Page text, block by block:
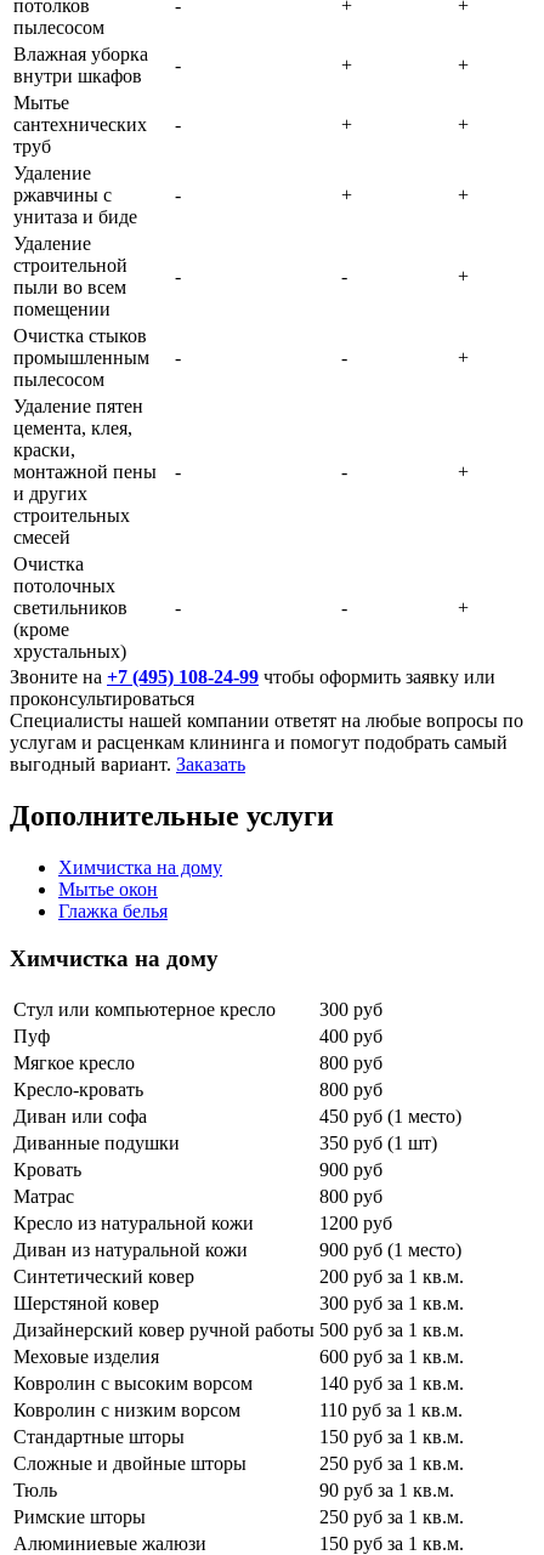
потолков
пылесосом
- + +
Влажная уборка
внутри шкафов
- +
+
Мытье
сантехнических
труб
- + +
Удаление
ржавчины с
унитаза и биде
- + +
Удаление
строительной
пыли во всем
помещении
- - +
Очистка стыков
промышленным
пылесосом
- - +
Удаление пятен
цемента, клея,
краски,
монтажной пены
и других
строительных
смесей
- - +
Очистка
потолочных
светильников
(кроме
хрустальных)
- - +
Звоните на +7 (495) 108-24-99 чтобы оформить заявку или
проконсультироваться
Специалисты нашей компании ответят на любые вопросы по
услугам и расценкам клининга и помогут подобрать самый
выгодный вариант. Заказать
Дополнительные услуги
Химчистка на дому
Мытье окон
Глажка белья
Химчистка на дому
Стул или компьютерное кресло
300 руб
Пуф
400 руб
Мягкое кресло
800 руб
Кресло-кровать
800 руб
Диван или софа
450 руб (1 место)
Диванные подушки
350 руб (1 шт)
Кровать
900 руб
Матрас
800 руб
Кресло из натуральной кожи
1200 руб
Диван из натуральной кожи
900 руб (1 место)
Синтетический ковер
200 руб за 1 кв.м.
Шерстяной ковер
300 руб за 1 кв.м.
Дизайнерский ковер ручной работы 500 руб за 1 кв.м.
Меховые изделия
600 руб за 1 кв.м.
Ковролин с высоким ворсом
140 руб за 1 кв.м.
Ковролин с низким ворсом
110 руб за 1 кв.м.
Стандартные шторы
150 руб за 1 кв.м.
Сложные и двойные шторы
250 руб за 1 кв.м.
Тюль
90 руб за 1 кв.м.
Римские шторы
250 руб за 1 кв.м.
Алюминиевые жалюзи
150 руб за 1 кв.м.